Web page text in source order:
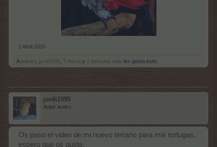
2 Abril 2016
A palutxi jordi1995 Tribeca y 1 persona más les gusta esto.
jordi1995
Autor activo
Os paso el video de mi nuevo terrario para mis tortugas,
espero que os guste.